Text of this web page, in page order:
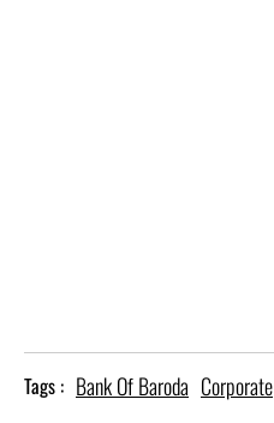
Tags : Bank Of Baroda Corporate